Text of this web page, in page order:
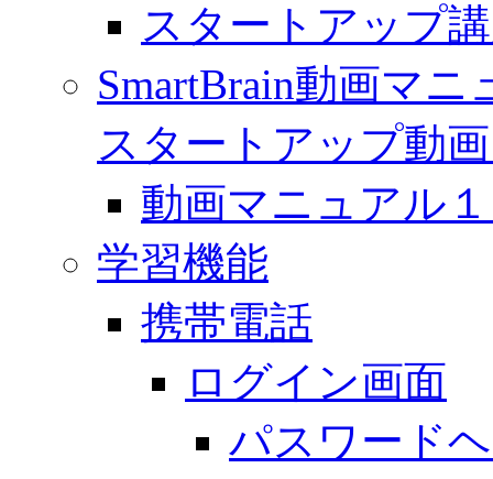
スタートアップ
SmartBrain動画マ
スタートアップ動
動画マニュアル
学習機能
携帯電話
ログイン画面
パスワード